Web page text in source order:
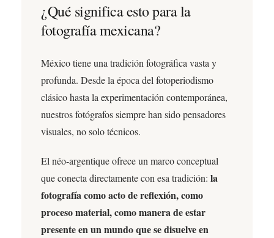
¿Qué significa esto para la
fotografía mexicana?
México tiene una tradición fotográfica vasta y
profunda. Desde la época del fotoperiodismo
clásico hasta la experimentación contemporánea,
nuestros fotógrafos siempre han sido pensadores
visuales, no solo técnicos.
El néo-argentique ofrece un marco conceptual
que conecta directamente con esa tradición: la
fotografía como acto de reflexión, como
proceso material, como manera de estar
presente en un mundo que se disuelve en